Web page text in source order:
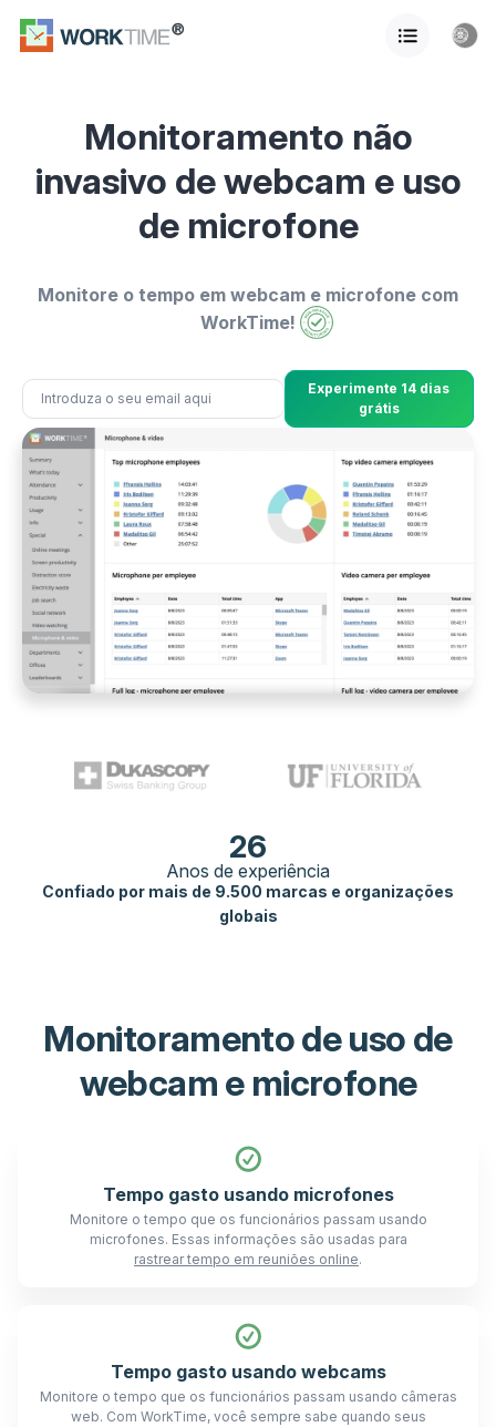
Monitoramento não
invasivo de webcam e uso
de microfone
Monitore o tempo em webcam e microfone com
WorkTime!
Experimente 14 dias
grátis
26
Anos de experiência
Confiado por mais de 9.500 marcas e organizações
globais
Monitoramento de uso de
webcam e microfone
Tempo gasto usando microfones
Monitore o tempo que os funcionários passam usando
microfones. Essas informações são usadas para
rastrear tempo em reuniões online.
Tempo gasto usando webcams
Monitore o tempo que os funcionários passam usando câmeras
web. Com WorkTime, você sempre sabe quando seus